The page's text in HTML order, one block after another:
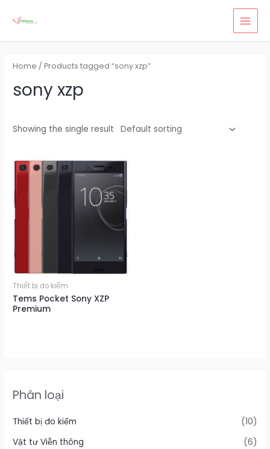
Phân loại
Thiết bị đo kiểm
(10)
Vật tư Viễn thông
(6)
Home / Products tagged “sony xzp”
sony xzp
Showing the single result
Thiết bị đo kiểm
Tems Pocket Sony XZP
Premium